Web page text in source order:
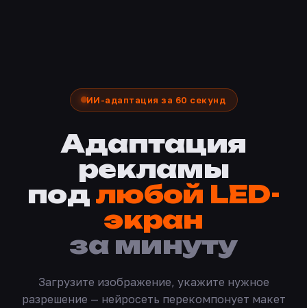
ИИ-адаптация за 60 секунд
Адаптация
рекламы
под любой LED-
экран
за минуту
Загрузите изображение, укажите нужное
разрешение — нейросеть перекомпонует макет